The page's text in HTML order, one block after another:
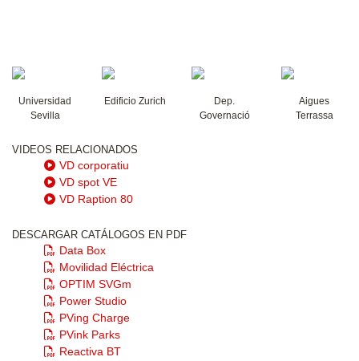
Universidad
Sevilla
Edificio Zurich
Dep.
Governació
Aigues
Terrassa
VIDEOS RELACIONADOS
VD corporatiu
VD spot VE
VD Raption 80
DESCARGAR CATÁLOGOS EN PDF
Data Box
Movilidad Eléctrica
OPTIM SVGm
Power Studio
PVing Charge
PVink Parks
Reactiva BT